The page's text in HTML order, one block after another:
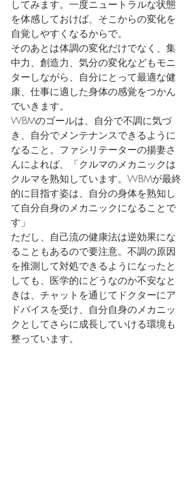
してみます。一度ニュートラルな状態
を体感しておけば、そこからの変化を
自覚しやすくなるからで。
そのあとは体調の変化だけでなく、集
中力、創造力、気分の変化などもモニ
ターしながら、自分にとって最適な健
康、仕事に適した身体の感覚をつかん
でいきます。
WBMのゴールは、自分で不調に気づ
き、自分でメンテナンスできるように
なること。ファシリテーターの揚妻さ
んによれば、「クルマのメカニックは
クルマを熟知しています。WBMが最終
的に目指す姿は、自分の身体を熟知し
て自分自身のメカニックになることで
す」
ただし、自己流の健康法は逆効果にな
ることもあるので要注意。不調の原因
を推測して対処できるようになったと
しても、医学的にどうなのか不安なと
きは、チャットを通じてドクターにア
ドバイスを受け、自分自身のメカニッ
クとしてさらに成長していける環境も
整っています。